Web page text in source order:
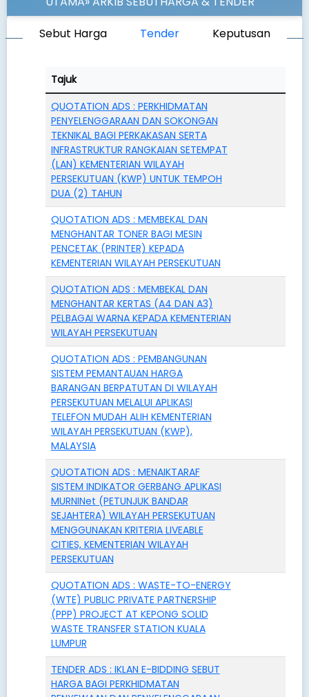
Sebut Harga
Tender Keputusan
Tajuk
QUOTATION ADS : PERKHIDMATAN
PENYELENGGARAAN DAN SOKONGAN
TEKNIKAL BAGI PERKAKASAN SERTA
INFRASTRUKTUR RANGKAIAN SETEMPAT
(LAN) KEMENTERIAN WILAYAH
PERSEKUTUAN (KWP) UNTUK TEMPOH
DUA (2) TAHUN
QUOTATION ADS : MEMBEKAL DAN
MENGHANTAR TONER BAGI MESIN
PENCETAK (PRINTER) KEPADA
KEMENTERIAN WILAYAH PERSEKUTUAN
QUOTATION ADS : MEMBEKAL DAN
MENGHANTAR KERTAS (A4 DAN A3)
PELBAGAI WARNA KEPADA KEMENTERIAN
WILAYAH PERSEKUTUAN
QUOTATION ADS : PEMBANGUNAN
SISTEM PEMANTAUAN HARGA
BARANGAN BERPATUTAN DI WILAYAH
PERSEKUTUAN MELALUI APLIKASI
TELEFON MUDAH ALIH KEMENTERIAN
WILAYAH PERSEKUTUAN (KWP),
MALAYSIA
QUOTATION ADS : MENAIKTARAF
SISTEM INDIKATOR GERBANG APLIKASI
MURNINet (PETUNJUK BANDAR
SEJAHTERA) WILAYAH PERSEKUTUAN
MENGGUNAKAN KRITERIA LIVEABLE
CITIES, KEMENTERIAN WILAYAH
PERSEKUTUAN
QUOTATION ADS : WASTE-TO-ENERGY
(WTE) PUBLIC PRIVATE PARTNERSHIP
(PPP) PROJECT AT KEPONG SOLID
WASTE TRANSFER STATION KUALA
LUMPUR
TENDER ADS : IKLAN E-BIDDING SEBUT
HARGA BAGI PERKHIDMATAN